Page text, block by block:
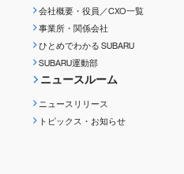
会社概要・役員／CXO一覧
事業所・関係会社
ひとめでわかる SUBARU
SUBARU運動部
ニュースルーム
ニュースリリース
トピックス・お知らせ